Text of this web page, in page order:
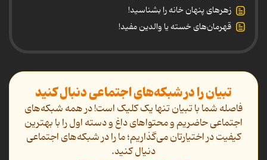
زهرهای پنهان خانه را بشناسید!
قهرمان‌های خسته یا والدین مفید!
تبیان را در شبکه‌های اجتماعی دنبال کنید
فاصله شما با تبیان تنها یک کلیک است! در همه شبکه‌های
اجتماعی حاضریم و محتواهای داغ و دسته اول را با بهترین
کیفیت در اختیارتان می‌گذاریم؛ ما را در شبکه‌های اجتماعی
دنیال کنید.